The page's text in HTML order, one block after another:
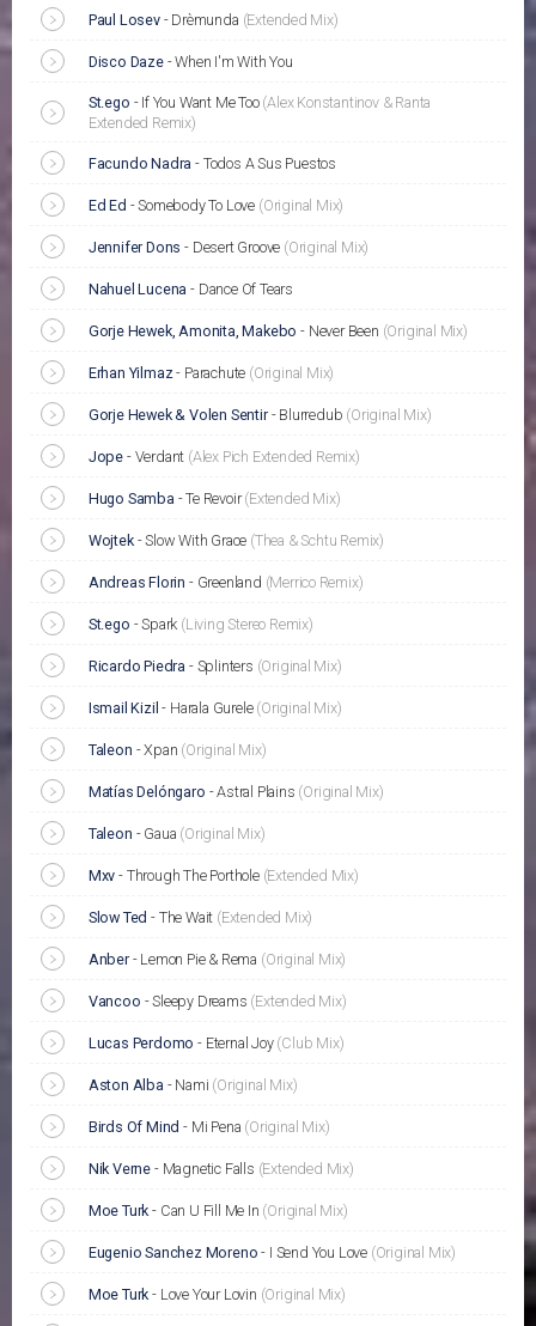
Paul Losev- Drèmunda (Extended Mix)
Disco Daze-When I'm With You
St.ego - If You Want Me Too (Alex Konstantinov & Ranta
Extended Remix)
Facundo Nadra - Todos A Sus Puestos
Ed Ed -Somebody To Love (Original Mix)
Jennifer Dons - Desert Groove (Original Mix)
Nahuel Lucena - Dance Of Tears
Gorje Hewek, Amonita, Makebo - Never Been (Original Mix)
Erhan Yilmaz- Parachute (Original Mix)
Gorje Hewek & Volen Sentir- Blurredub (Original Mix)
Jope - Verdant (Alex Pich Extended Remix)
Hugo Samba -Te Revoir(Extended Mix)
Wojtek-Slow With Grace (Thea & Schtu Remix)
Andreas Florin - Greenland (Merrico Remix)
St.ego -Spark (Living Stereo Remix)
Ricardo Piedra - Splinters (Original Mix)
Ismail Kizil - Harala Gurele (Original Mix)
Taleon -Xpan (Original Mix)
Matías Delóngaro -Astral Plains (Original Mix)
Taleon - Gaua (Original Mix)
Mxv - Through The Porthole (Extended Mix)
Slow Ted - The Wait (Extended Mix)
Anber- Lemon Pie & Rema (Original Mix)
Vancoo -Sleepy Dreams (Extended Mix)
Lucas Perdomo - Eternal Joy (Club Mix)
Aston Alba - Nami (Original Mix)
Birds Of Mind - Mi Pena (Original Mix)
Nik Verne - Magnetic Falls (Extended Mix)
Moe Turk - Can U Fill Me In (Original Mix)
Eugenio Sanchez Moreno - I Send You Love (Original Mix)
Moe Turk - Love Your Lovin (Original Mix)